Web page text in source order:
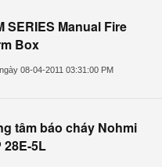
SERIES Manual Fire
Box
08-04-2011 03:31:00 PM
tâm báo cháy Nohmi
28E-5L